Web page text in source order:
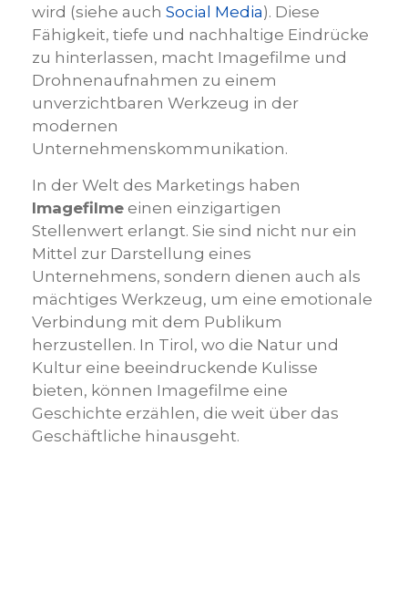
wird (siehe auch Social Media). Diese
Fähigkeit, tiefe und nachhaltige Eindrücke
zu hinterlassen, macht Imagefilme und
Drohnenaufnahmen zu einem
unverzichtbaren Werkzeug in der
modernen
Unternehmenskommunikation.
In der Welt des Marketings haben
Imagefilme einen einzigartigen
Stellenwert erlangt. Sie sind nicht nur ein
Mittel zur Darstellung eines
Unternehmens, sondern dienen auch als
mächtiges Werkzeug, um eine emotionale
Verbindung mit dem Publikum
herzustellen. In Tirol, wo die Natur und
Kultur eine beeindruckende Kulisse
bieten, können Imagefilme eine
Geschichte erzählen, die weit über das
Geschäftliche hinausgeht.